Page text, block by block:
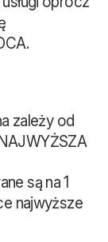
zależy od
są na 1
najwyższe